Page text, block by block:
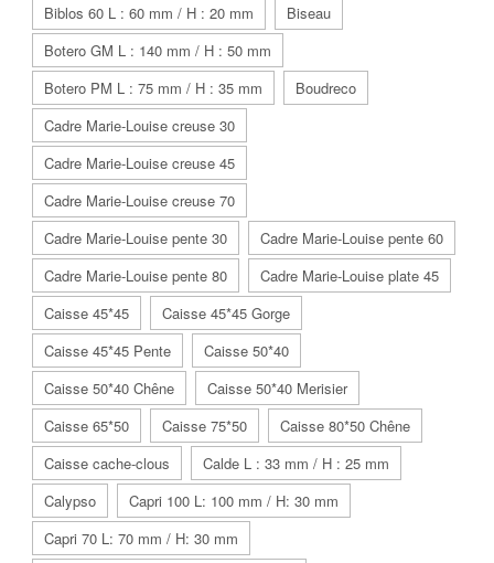
Biblos 60 L : 60 mm / H : 20 mm
Biseau
Botero GM L : 140 mm / H : 50 mm
Botero PM L : 75 mm / H : 35 mm
Boudreco
Cadre Marie-Louise creuse 30
Cadre Marie-Louise creuse 45
Cadre Marie-Louise creuse 70
Cadre Marie-Louise pente 30
Cadre Marie-Louise pente 60
Cadre Marie-Louise pente 80
Cadre Marie-Louise plate 45
Caisse 45*45
Caisse 45*45 Gorge
Caisse 45*45 Pente
Caisse 50*40
Caisse 50*40 Chêne
Caisse 50*40 Merisier
Caisse 65*50
Caisse 75*50
Caisse 80*50 Chêne
Caisse cache-clous
Calde L : 33 mm / H : 25 mm
Calypso
Capri 100 L: 100 mm / H: 30 mm
Capri 70 L: 70 mm / H: 30 mm